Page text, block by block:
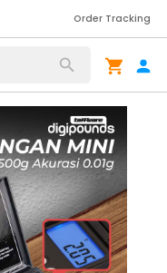
Order Tracking